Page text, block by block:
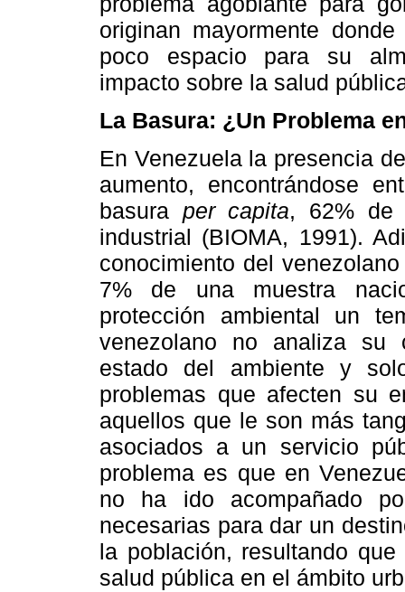
originan mayormente
poco espacio para su
impacto sobre la salud
La Basura: ¿Un Problema
En Venezuela la presencia
aumento, encontrándose
basura per capita, 62% de
industrial (BIOMA, 1991).
conocimiento del
7% de una muestra
protección ambiental un
venezolano no analiza su
estado del ambiente y
problemas que afecten su
aquellos que le son más
asociados a un servicio
problema es que en
no ha ido acompañado
necesarias para dar un
la población, resultando
salud pública en el ámbito